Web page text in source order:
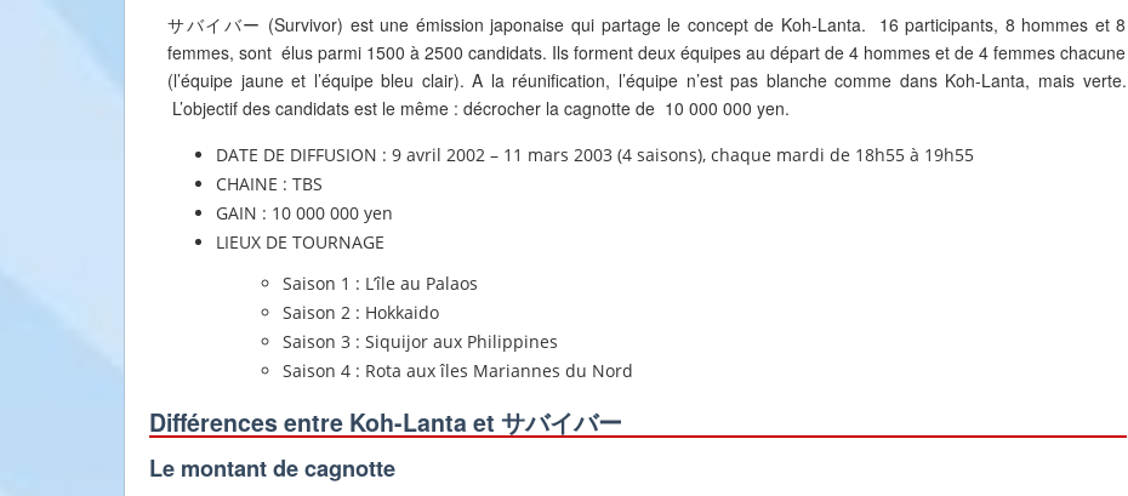
サバイバー (Survivor) est une émission japonaise qui partage le concept de Koh-Lanta. 16 participants, 8 hommes et 8
femmes, sont élus parmi 1500 à 2500 candidats. Ils forment deux équipes au départ de 4 hommes et de 4 femmes chacune
(l’équipe jaune et l’équipe bleu clair). A la réunification, l’équipe n’est pas blanche comme dans Koh-Lanta, mais verte.
L’objectif des candidats est le même : décrocher la cagnotte de 10 000 000 yen.
DATE DE DIFFUSION : 9 avril 2002 – 11 mars 2003 (4 saisons), chaque mardi de 18h55 à 19h55
CHAINE : TBS
GAIN : 10 000 000 yen
LIEUX DE TOURNAGE
Saison 1 : L’île au Palaos
Saison 2 : Hokkaido
Saison 3 : Siquijor aux Philippines
Saison 4 : Rota aux îles Mariannes du Nord
Différences entre Koh-Lanta et サバイバー
Le montant de cagnotte